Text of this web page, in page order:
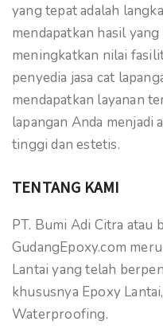
yang tepat adalah
mendapatkan hasil yang
meningkatkan nilai
penyedia jasa cat
mendapatkan layanan
lapangan Anda menjadi
tinggi dan estetis.
TENTANG KAMI
PT. Bumi Adi Citra atau
GudangEpoxy.com
Lantai yang telah
khususnya Epoxy
Waterproofing.